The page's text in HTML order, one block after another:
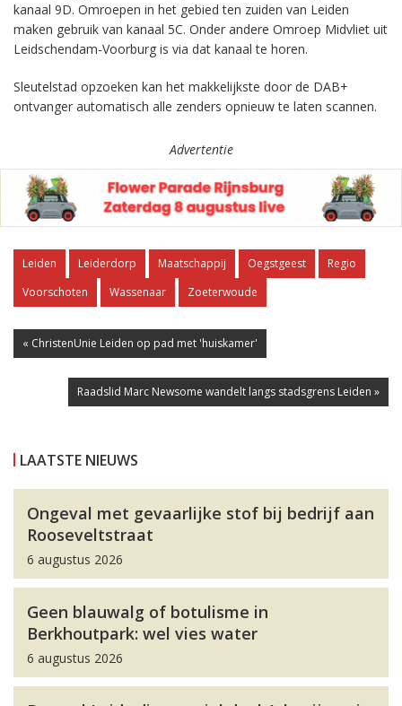
kanaal 9D. Omroepen in het gebied ten zuiden van Leiden
maken gebruik van kanaal 5C. Onder andere Omroep Midvliet uit
Leidschendam-Voorburg is via dat kanaal te horen.
Sleutelstad opzoeken kan het makkelijkste door de DAB+
ontvanger automatisch alle zenders opnieuw te laten scannen.
Advertentie
Leiden Leiderdorp Maatschappij Oegstgeest
Regio
Voorschoten
Wassenaar Zoeterwoude
« ChristenUnie Leiden op pad met 'huiskamer'
Raadslid Marc Newsome wandelt langs stadsgrens Leiden »
LAATSTE NIEUWS
Ongeval met gevaarlijke stof bij bedrijf aan
Rooseveltstraat
6 augustus 2026
Geen blauwalg of botulisme in
Berkhoutpark: wel vies water
6 augustus 2026